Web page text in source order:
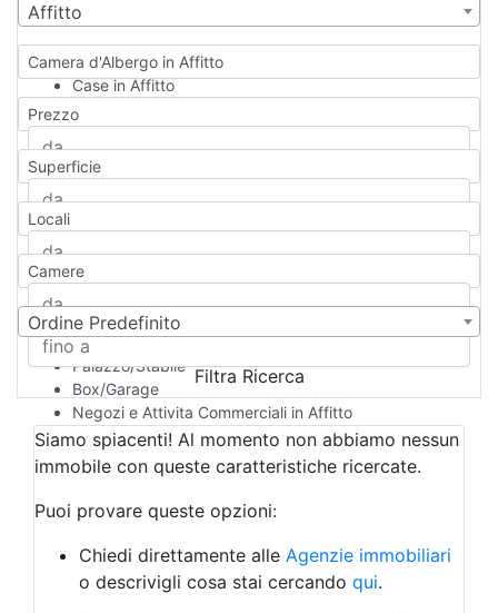
Affitto
Camera d'Albergo in Affitto
Case in Affitto
Qualsiasi
Appartamento
Casa indipendente
Casa Semi-indipendente
Attico/Mansarda
Rustico/Casale
Camera d'Albergo
Multiproprietà
Palazzo/Stabile
Box/Garage
Negozi e Attivita Commerciali in Affitto
Qualsiasi
Attività/Licenza Commerciale
Azienda Agricola
Bar/Ristorante
Albergo
Laboratorio Artigianale
Negozio/locale commerciale
Prezzo
Superficie
Locali
Camere
Ordine Predefinito
Filtra Ricerca
Siamo spiacenti! Al momento non abbiamo nessun
immobile con queste caratteristiche ricercate.
Puoi provare queste opzioni:
Chiedi direttamente alle Agenzie immobiliari
o descrivigli cosa stai cercando qui.